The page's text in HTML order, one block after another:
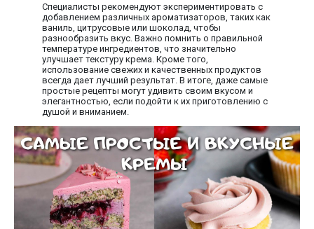
Специалисты рекомендуют экспериментировать с
добавлением различных ароматизаторов, таких как
ваниль, цитрусовые или шоколад, чтобы
разнообразить вкус. Важно помнить о правильной
температуре ингредиентов, что значительно
улучшает текстуру крема. Кроме того,
использование свежих и качественных продуктов
всегда дает лучший результат. В итоге, даже самые
простые рецепты могут удивить своим вкусом и
элегантностью, если подойти к их приготовлению с
душой и вниманием.